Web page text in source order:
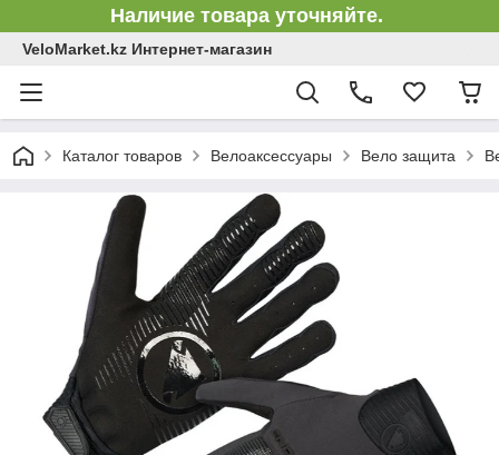
Наличие товара уточняйте.
VeloMarket.kz Интернет-магазин
Каталог товаров Велоаксессуары Вело защита